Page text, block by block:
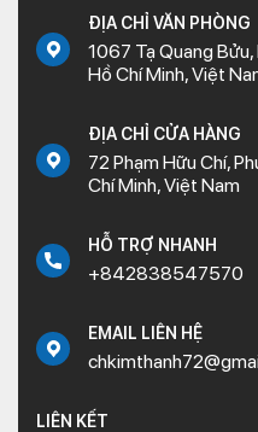
ĐỊA CHỈ VĂN PHÒNG
1067 Tạ Quang
Hồ Chí Minh, Việt
ĐỊA CHỈ CỬA HÀNG
72 Phạm Hữu Chí,
Chí Minh, Việt Nam
HỖ TRỢ NHANH
+842838547570
EMAIL LIÊN HỆ
LIÊN KẾT